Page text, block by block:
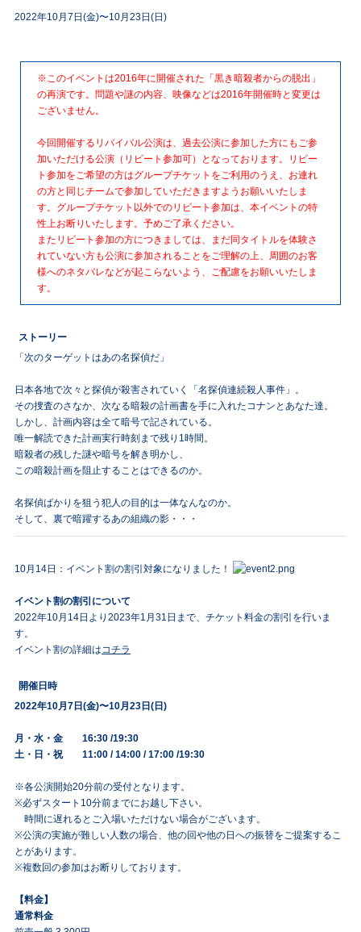
2022年10月7日(金)〜10月23日(日)
※このイベントは2016年に開催された「黒き暗殺者からの脱出」
の再演です。問題や謎の内容、映像などは2016年開催時と変更は
ございません。
今回開催するリバイバル公演は、過去公演に参加した方にもご参
加いただける公演（リピート参加可）となっております。リピー
ト参加をご希望の方はグループチケットをご利用のうえ、お連れ
の方と同じチームで参加していただきますようお願いいたしま
す。グループチケット以外でのリピート参加は、本イベントの特
性上お断りいたします。予めご了承ください。
またリピート参加の方につきましては、まだ同タイトルを体験さ
れていない方も公演に参加されることをご理解の上、周囲のお客
様へのネタバレなどが起こらないよう、ご配慮をお願いいたしま
す。
ストーリー
「次のターゲットはあの名探偵だ」
日本各地で次々と探偵が殺害されていく「名探偵連続殺人事件」。
その捜査のさなか、次なる暗殺の計画書を手に入れたコナンとあなた達。
しかし、計画内容は全て暗号で記されている。
唯一解読できた計画実行時刻まで残り1時間。
暗殺者の残した謎や暗号を解き明かし、
この暗殺計画を阻止することはできるのか。
名探偵ばかりを狙う犯人の目的は一体なんなのか。
そして、裏で暗躍するあの組織の影・・・
10月14日：イベント割の割引対象になりました！
イベント割の割引について
2022年10月14日より2023年1月31日まで、チケット料金の割引を行いま
す。
イベント割の詳細は コチラ
開催日時
2022年10月7日(金)〜10月23日(日)
月・水・金 16:30 /19:30
土・日・祝 11:00 / 14:00 / 17:00 /19:30
※各公演開始20分前の受付となります。
※必ずスタート10分前までにお越し下さい。
時間に遅れるとご入場いただけない場合がございます。
※公演の実施が難しい人数の場合、他の回や他の日への振替をご提案するこ
とがあります。
※複数回の参加はお断りしております。
【料金】
通常料金